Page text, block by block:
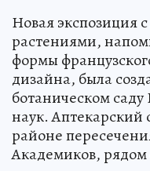
Новая экспозиция
растениями,
формы
дизайна, была
ботаническом
наук. Аптекарский
районе
Академиков,